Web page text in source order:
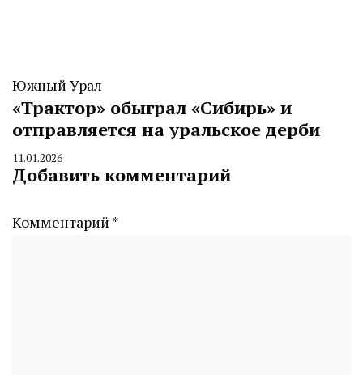
Южный Урал
«Трактор» обыграл «Сибирь» и
отправляется на уральское дерби
By
CHELINDUSTRY
11.01.2026
Добавить комментарий
Комментарий *